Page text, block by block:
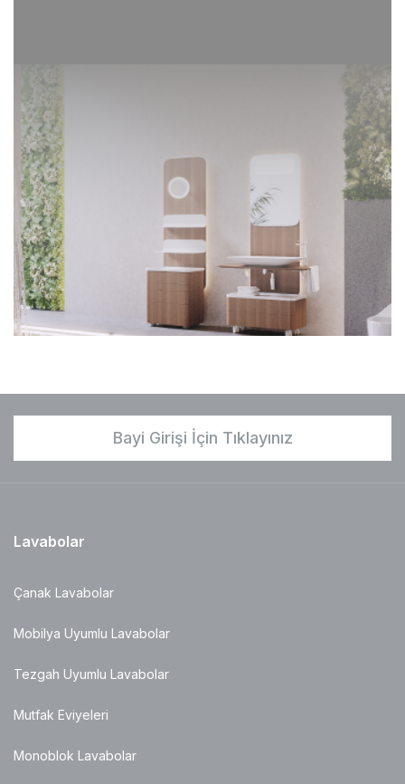
Bayi Girişi İçin Tıklayınız
Lavabolar
Çanak Lavabolar
Mobilya Uyumlu Lavabolar
Tezgah Uyumlu Lavabolar
Mutfak Eviyeleri
Monoblok Lavabolar